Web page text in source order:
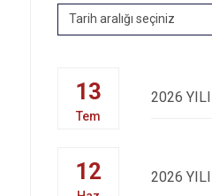
Tarih aralığı seçiniz
13
Tem
2026 YILI
12 2026 YILI